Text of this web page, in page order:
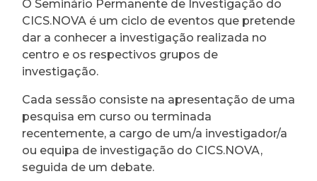
O Seminário Permanente de Investigação do
CICS.NOVA é um ciclo de eventos que pretende
dar a conhecer a investigação realizada no
centro e os respectivos grupos de
investigação.
Cada sessão consiste na apresentação de uma
pesquisa em curso ou terminada
recentemente, a cargo de um/a investigador/a
ou equipa de investigação do CICS.NOVA,
seguida de um debate.